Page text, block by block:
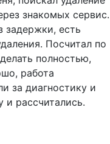
знакомых сервис.
задержки, есть
Посчитал по
полностью,
работа
за диагностику и
и рассчитались.